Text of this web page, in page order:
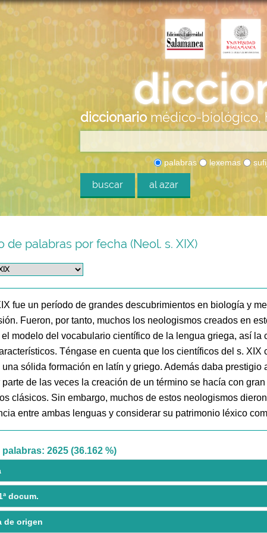
diccionario médico-biológico,
palabras lexemas
buscar al azar
de palabras por fecha (Neol. s. XIX)
fue un período de grandes descubrimientos en biología y
Fueron, por tanto, muchos los neologismos creados en
modelo del vocabulario científico de la lengua griega, así
Téngase en cuenta que los científicos del s.
una sólida formación en latín y griego. Además daba
parte de las veces la creación de un término se hacía con
clásicos. Sin embargo, muchos de estos neologismos
entre ambas lenguas y considerar su patrimonio léxico
2625 (36.162 %)
docum.
de origen